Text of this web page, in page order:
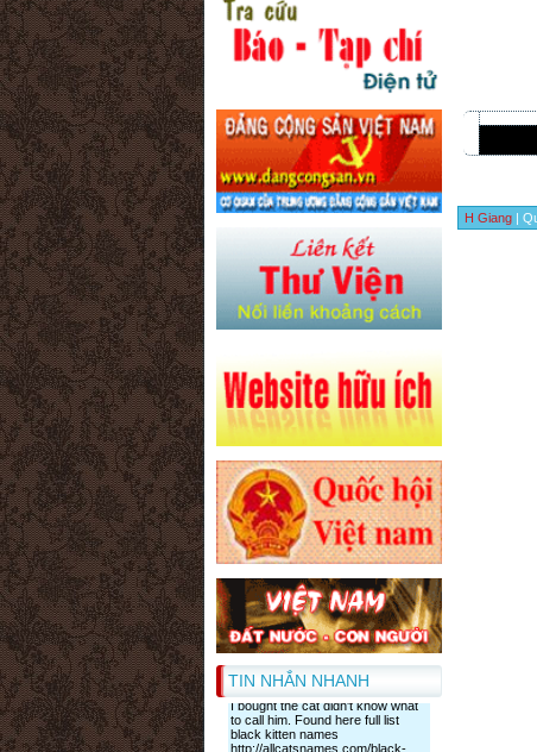
TIN NHẮN NHANH
H Giang |